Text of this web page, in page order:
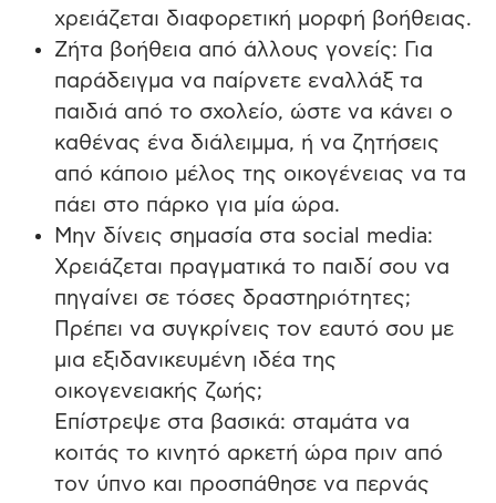
χρειάζεται διαφορετική μορφή βοήθειας.
Ζήτα βοήθεια από άλλους γονείς: Για
παράδειγμα να παίρνετε εναλλάξ τα
παιδιά από το σχολείο, ώστε να κάνει ο
καθένας ένα διάλειμμα, ή να ζητήσεις
από κάποιο μέλος της οικογένειας να τα
πάει στο πάρκο για μία ώρα.
Μην δίνεις σημασία στα social media:
Χρειάζεται πραγματικά το παιδί σου να
πηγαίνει σε τόσες δραστηριότητες;
Πρέπει να συγκρίνεις τον εαυτό σου με
μια εξιδανικευμένη ιδέα της
οικογενειακής ζωής;
Επίστρεψε στα βασικά: σταμάτα να
κοιτάς το κινητό αρκετή ώρα πριν από
τον ύπνο και προσπάθησε να περνάς